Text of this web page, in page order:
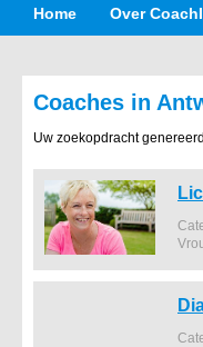
Home Over
Coaches in
Uw zoekopdracht